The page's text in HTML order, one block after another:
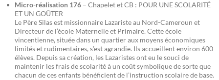
Micro-réalisation 176 – Chapelet et CB : POUR UNE SCOLARITÉ
ET UN GOÛTER
Le Père Silas est missionnaire Lazariste au Nord-Cameroun et
Directeur de l’école Maternelle et Primaire. Cette école
vincentienne, située dans un quartier aux moyens économiques
limités et rudimentaires, s’est agrandie. Ils accueillent environ 600
élèves. Depuis sa création, les Lazaristes ont eu le souci de
maintenir les frais de scolarité à un coût symbolique de sorte que
chacun de ces enfants bénéficient de l’instruction scolaire de base.